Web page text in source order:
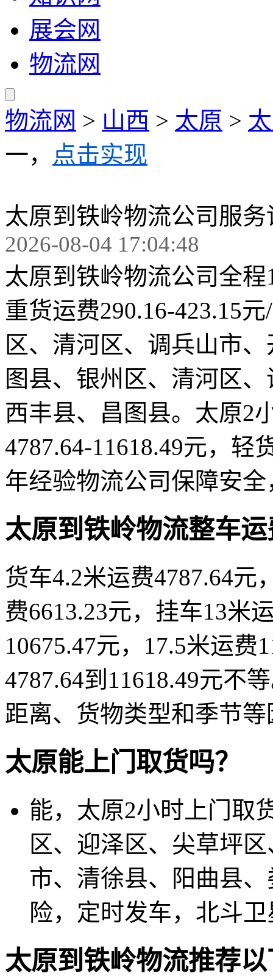
展会网
物流网
物流网 > 山西 > 太原 >
一， 点击实现
太原到铁岭物流公司服务
2026-08-04 17:04:48
太原到铁岭物流公司全
重货运费290.16-423.15
区、清河区、调兵山市
图县、银州区、清河区
西丰县、昌图县。太原2
4787.64-11618.49元，轻
年经验物流公司保障安
太原到铁岭物流整车
货车4.2米运费4787.64元
费6613.23元，挂车13米
10675.47元，17.5米运费
4787.64到11618.49元不
距离、货物类型和季节
太原能上门取货吗？
能，太原2小时上门取
区、迎泽区、尖草坪
市、清徐县、阳曲县
险，定时发车，北斗
太原到铁岭物流推荐